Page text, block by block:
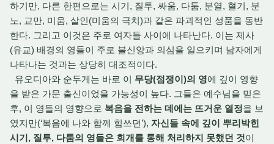
하기만, 다른 한편으로는 시기, 질투, 싸움, 다툼, 분열, 혈기, 분
노, 교만, 미움, 살인(미움의 극치)과 같은 파괴적인 성품을 동반
한다. 그리고 이것은 주로 여자들 사이에 나타난다. 이는 제사
(유교) 배경의 영들이 주로 불신앙과 의심을 일으키며 남자에게
나타나는 것과는 상당히 대조적이다.
유오디아와 순두게는 바로 이 무당(점쟁이)의 영에 깊이 영향
을 받은 가문 출신이었을 가능성이 높다. 그들은 예수님을 믿은
후, 이 영들의 영향으로 복음을 전하는 데에는 뜨거운 열정을 보
였지만(‘복음에 나와 함께 힘쓰던’), 자신들 속에 깊이 뿌리박힌
시기, 질투, 다툼의 영들은 회개를 통해 처리하지 못했던 것이